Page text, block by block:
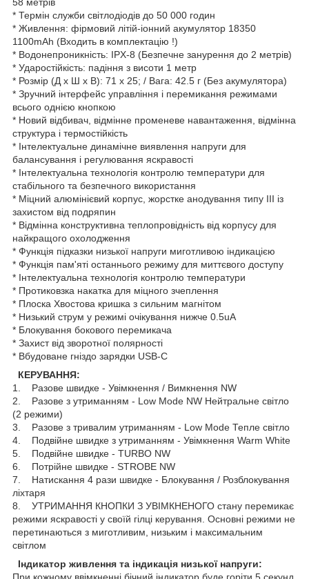
* Термін служби світлодіодів до 50 000 годин
* Живлення: фірмовий літій-іонний акумулятор 18350
1100mAh (Входить в комплектацію !)
* Водонепроникність: IPX-8 (Безпечне занурення до 2 метрів)
* Ударостійкість: падіння з висоти 1 метр
* Розмір (Д х Ш х В): 71 x 25; / Вага: 42.5 г (Без акумулятора)
* Зручний інтерфейс управління і перемикання режимами
всього однією кнопкою
* Новий відбивач, відмінне променеве навантаження, відмінна
структура і термостійкість
* Інтелектуальне динамічне виявлення напруги для
балансування і регулювання яскравості
* Інтелектуальна технологія контролю температури для
стабільного та безпечного використання
* Міцний алюмінієвий корпус, жорстке анодування типу III із
захистом від подряпин
* Відмінна конструктивна теплопровідність від корпусу для
найкращого охолодження
* Функція підказки низької напруги миготливою індикацією
* Функція пам'яті останнього режиму для миттєвого доступу
* Інтелектуальна технологія контролю температури
* Протиковзка накатка для міцного зчеплення
* Плоска Хвостова кришка з сильним магнітом
* Низький струм у режимі очікування нижче 0.5uA
* Блокування бокового перемикача
* Захист від зворотної полярності
* Вбудоване гніздо зарядки USB-C
КЕРУВАННЯ:
1. Разове швидке - Увімкнення / Вимкнення NW
2. Разове з утриманням - Low Mode NW Нейтральне світло
(2 режими)
3. Разове з тривалим утриманням - Low Mode Тепле світло
4. Подвійне швидке з утриманням - Увімкнення Warm White
5. Подвійне швидке - TURBO NW
6. Потрійне швидке - STROBE NW
7. Натискання 4 рази швидке - Блокування / Розблокування
ліхтаря
8. УТРИМАННЯ КНОПКИ З УВІМКНЕНОГО стану перемикає
режими яскравості у своїй гілці керування. Основні режими не
перетинаються з миготливим, низьким і максимальним
світлом
Індикатор живлення та індикація низької напруги:
При кожному ввімкненні бічний індикатор буде горіти 5 секунд,